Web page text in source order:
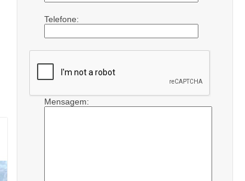
Telefone:
Mensagem: